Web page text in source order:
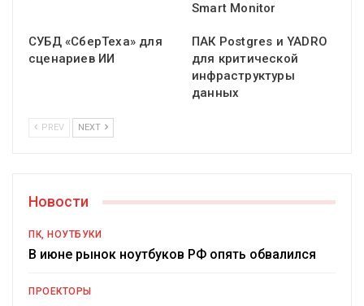
Smart Monitor
СУБД «СберТеха» для
сценариев ИИ
ПАК Postgres и YADRO
для критической
инфраструктуры
данных
PREV NEXT
Новости
ПК, НОУТБУКИ
В июне рынок ноутбуков РФ опять обвалился
ПРОЕКТОРЫ